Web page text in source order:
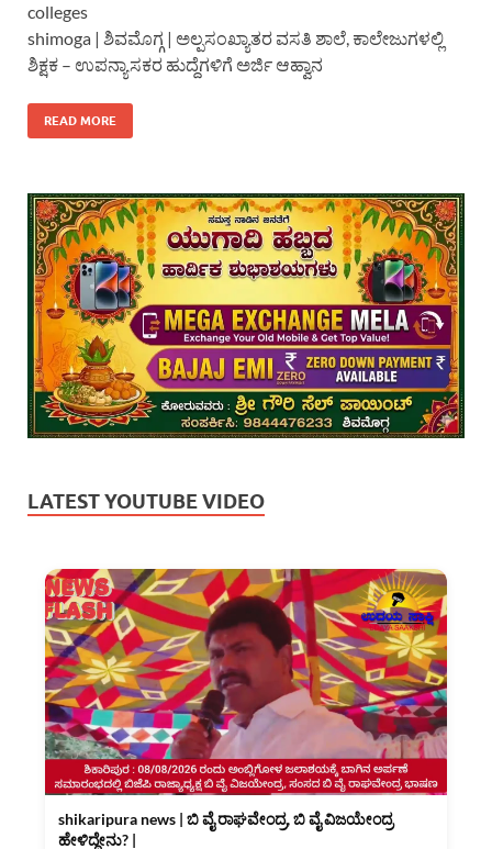
colleges
shimoga | ಶಿವಮೊಗ್ಗ | ಅಲ್ಪಸಂಖ್ಯಾತರ ವಸತಿ ಶಾಲೆ, ಕಾಲೇಜುಗಳಲ್ಲಿ
ಶಿಕ್ಷಕ – ಉಪನ್ಯಾಸಕರ ಹುದ್ದೆಗಳಿಗೆ ಅರ್ಜಿ ಆಹ್ವಾನ
READ MORE
LATEST YOUTUBE VIDEO
shikaripura news | ಬಿ ವೈ ರಾಘವೇಂದ್ರ, ಬಿ ವೈ ವಿಜಯೇಂದ್ರ
ಹೇಳಿದ್ದೇನು? |